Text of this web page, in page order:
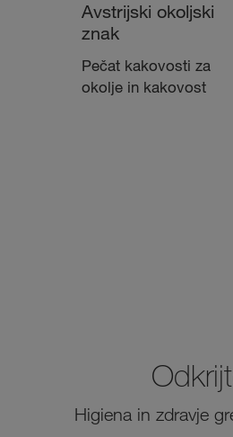
Avstrijski okoljski
znak
Pečat kakovosti za
okolje in kakovost
Higiena in zdravje